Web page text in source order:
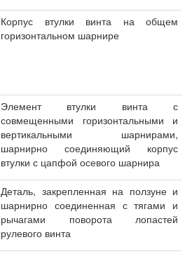
Корпус втулки винта на общем
горизонтальном шарнире
Элемент втулки винта с
совмещенными горизонтальными и
вертикальными шарнирами,
шарнирно соединяющий корпус
втулки с цапфой осевого шарнира
Деталь, закрепленная на ползуне и
шарнирно соединенная с тягами и
рычагами поворота лопастей
рулевого винта